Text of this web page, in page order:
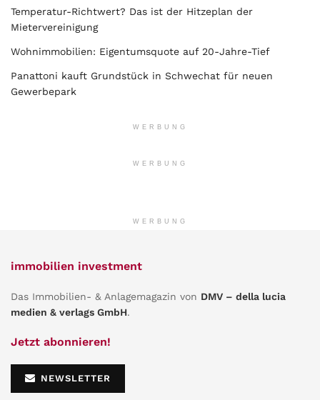
Temperatur-Richtwert? Das ist der Hitzeplan der
Mietervereinigung
Wohnimmobilien: Eigentumsquote auf 20-Jahre-Tief
Panattoni kauft Grundstück in Schwechat für neuen
Gewerbepark
WERBUNG
WERBUNG
WERBUNG
immobilien investment
Das Immobilien- & Anlagemagazin von DMV – della lucia
medien & verlags GmbH.
Jetzt abonnieren!
NEWSLETTER